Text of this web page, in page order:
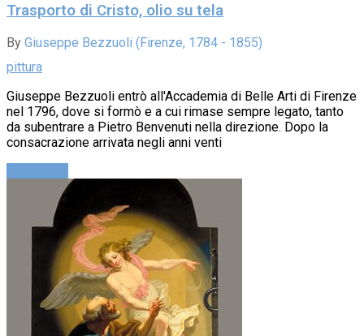
Trasporto di Cristo, olio su tela
By Giuseppe Bezzuoli (Firenze, 1784 - 1855)
pittura
Giuseppe Bezzuoli entrò all'Accademia di Belle Arti di Firenze
nel 1796, dove si formò e a cui rimase sempre legato, tanto
da subentrare a Pietro Benvenuti nella direzione. Dopo la
consacrazione arrivata negli anni venti